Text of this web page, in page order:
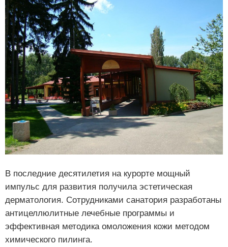
В последние десятилетия на курорте мощный
импульс для развития получила эстетическая
дерматология. Сотрудниками санатория разработаны
антицеллюлитные лечебные программы и
эффективная методика омоложения кожи методом
химического пилинга.